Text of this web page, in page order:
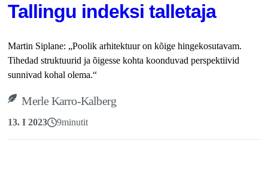
Tallingu indeksi talletaja
Martin Siplane: „Poolik arhitektuur on kõige hingekosutavam.
Tihedad struktuurid ja õigesse kohta koonduvad perspektiivid
sunnivad kohal olema.“
Merle Karro-Kalberg
13. I 2023 9minutit